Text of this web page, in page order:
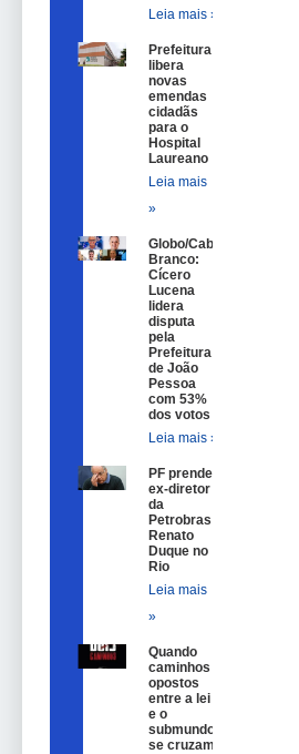
Leia mais »
Prefeitura
libera
novas
emendas
cidadãs
para o
Hospital
Laureano
Leia mais
»
Globo/Cabo
Branco:
Cícero
Lucena
lidera
disputa
pela
Prefeitura
de João
Pessoa
com 53%
dos votos
Leia mais »
PF prende
ex-diretor
da
Petrobras
Renato
Duque no
Rio
Leia mais
»
Quando
caminhos
opostos
entre a lei
e o
submundo
se cruzam